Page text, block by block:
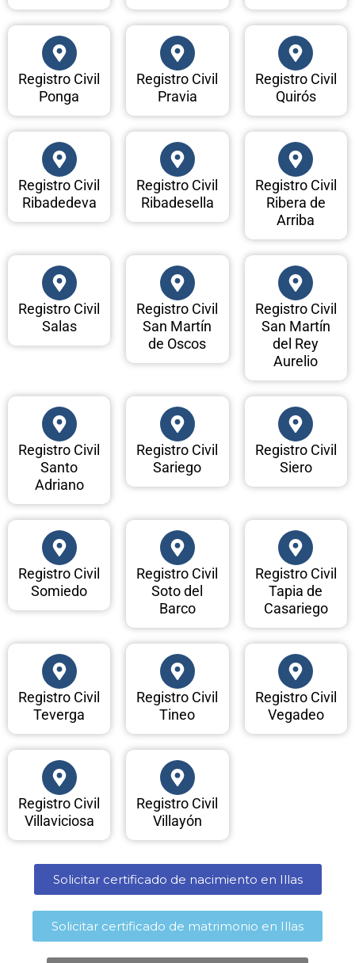
Registro Civil
Ponga
Registro Civil
Pravia
Registro Civil
Quirós
Registro Civil
Ribadedeva
Registro Civil
Ribadesella
Registro Civil
Ribera de
Arriba
Registro Civil
Salas
Registro Civil
San Martín
de Oscos
Registro Civil
San Martín
del Rey
Aurelio
Registro Civil
Santo
Adriano
Registro Civil
Sariego
Registro Civil
Siero
Registro Civil
Somiedo
Registro Civil
Soto del
Barco
Registro Civil
Tapia de
Casariego
Registro Civil
Teverga
Registro Civil
Tineo
Registro Civil
Vegadeo
Registro Civil
Villaviciosa
Registro Civil
Villayón
Solicitar certificado de nacimiento en Illas​
Solicitar certificado de matrimonio en Illas​